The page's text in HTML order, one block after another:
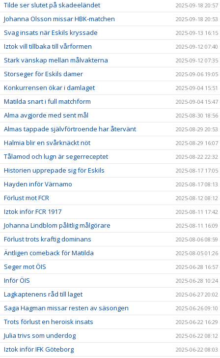
Tilde ser slutet på skadeeländet 2025-09-18 20:57
Johanna Olsson missar HBK-matchen 2025-09-18 20:53
Svag insats när Eskils kryssade 2025-09-13 16:15
Iztok vill tillbaka till vårformen 2025-09-12 07:40
Stark vänskap mellan målvakterna 2025-09-12 07:35
Storseger för Eskils damer 2025-09-06 19:05
Konkurrensen ökar i damlaget 2025-09-04 15:51
Matilda snart i full matchform 2025-09-04 15:47
Alma avgjorde med sent mål 2025-08-30 18:56
Almas tappade självförtroende har återvänt 2025-08-29 20:53
Halmia blir en svårknäckt nöt 2025-08-29 16:07
Tålamod och lugn är segerreceptet 2025-08-22 22:32
Historien upprepade sig för Eskils 2025-08-17 17:05
Hayden inför Värnamo 2025-08-17 08:13
Förlust mot FCR 2025-08-12 08:12
Iztok inför FCR 1917 2025-08-11 17:42
Johanna Lindblom pålitlig målgörare 2025-08-11 16:09
Förlust trots kraftig dominans 2025-08-06 08:59
Äntligen comeback för Matilda 2025-08-05 01:26
Seger mot ÖIS 2025-06-28 16:57
Inför ÖIS 2025-06-28 10:24
Lagkaptenens råd till laget 2025-06-27 20:02
Saga Hagman missar resten av säsongen 2025-06-26 09:10
Trots förlust en heroisk insats 2025-06-22 16:29
Julia trivs som underdog 2025-06-22 08:12
Iztok inför IFK Göteborg 2025-06-22 08:03